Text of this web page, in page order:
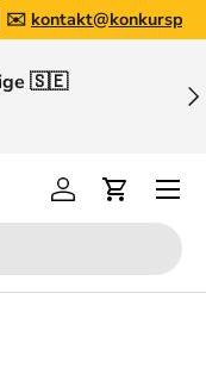
🇸🇪
Logga inVarukorg
Menu